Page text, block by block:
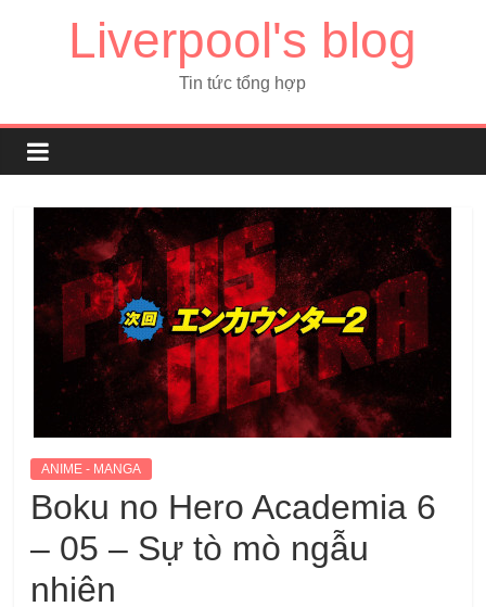
Liverpool's blog
Tin tức tổng hợp
ANIME - MANGA
Boku no Hero Academia 6
– 05 – Sự tò mò ngẫu
nhiên